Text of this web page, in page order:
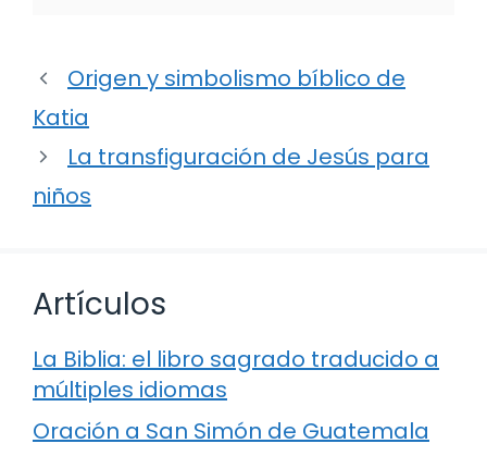
Origen y simbolismo bíblico de
Katia
La transfiguración de Jesús para
niños
Artículos
La Biblia: el libro sagrado traducido a
múltiples idiomas
Oración a San Simón de Guatemala